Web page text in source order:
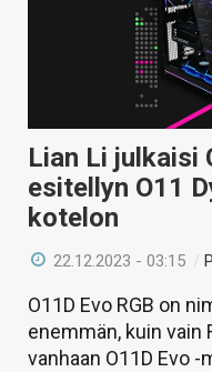
HAKU
Lian Li julkaisi
esitellyn O11
kotelon
22.12.2023 - 03:15 /
O11D Evo RGB on
enemmän, kuin vain
vanhaan O11D Evo -